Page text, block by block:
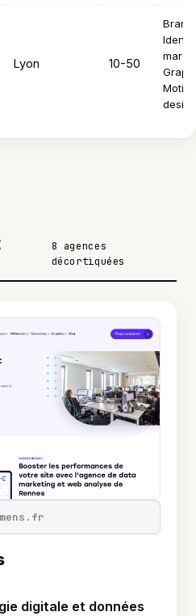
Lyon 10-50
Motion
design
8 agences
décortiquées
digitale et données